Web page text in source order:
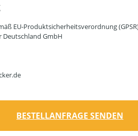
EU-Produktsicherheitsverordnung
Deutschland GmbH
BESTELLANFRAGE SENDEN